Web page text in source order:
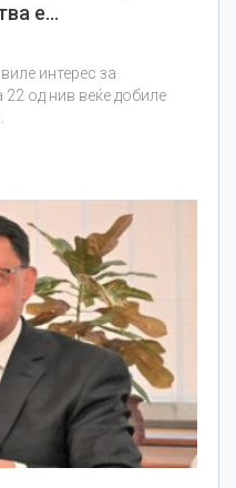
е…
интерес за
од нив веќе добиле